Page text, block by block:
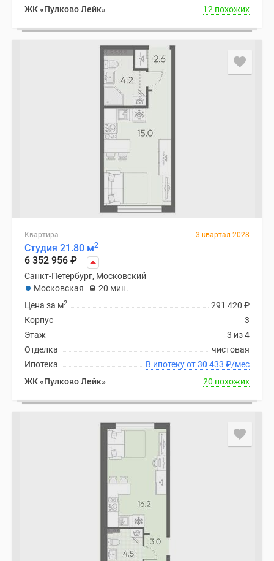
ЖК «Пулково Лейк» 12 похожих
Квартира 3 квартал 2028
Студия 21.80 м2
6 352 956 ₽
Санкт-Петербург, Московский
Московская
20 мин.
291 420 ₽
Цена за м2
3
Корпус
3 из 4
Этаж
чистовая
Отделка
В ипотеку от 30 433 ₽/мес
Ипотека
ЖК «Пулково Лейк»
20 похожих